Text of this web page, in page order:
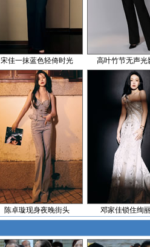
宋佳一抹蓝色轻倚时光 高叶竹节无声光
陈卓璇现身夜晚街头 邓家佳锁住绚